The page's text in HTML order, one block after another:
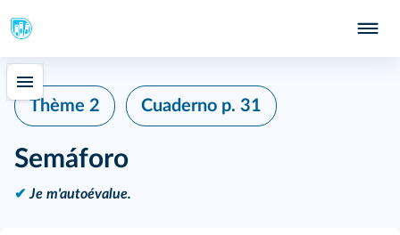
Thème 2 Cuaderno p. 31
Semáforo
✔ Je m'autoévalue.